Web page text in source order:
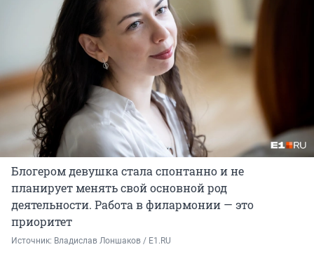
Блогером девушка стала спонтанно и не
планирует менять свой основной род
деятельности. Работа в филармонии — это
приоритет
Источник: Владислав Лоншаков / E1.RU